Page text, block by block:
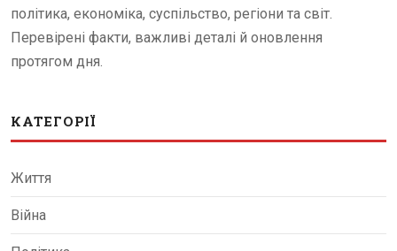
політика, економіка, суспільство, регіони та світ.
Перевірені факти, важливі деталі й оновлення
протягом дня.
КАТЕГОРІЇ
Життя
Війна